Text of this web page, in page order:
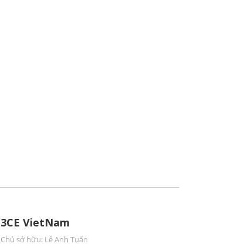
3CE VietNam
Chủ sở hữu: Lê Anh Tuấn